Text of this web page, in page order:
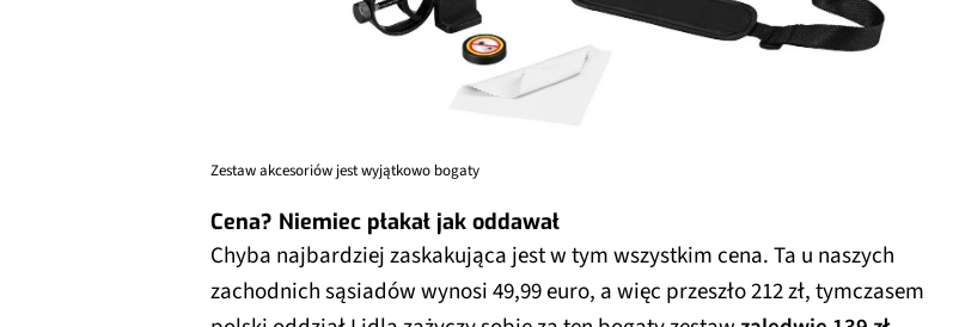
Zestaw akcesoriów jest wyjątkowo bogaty
Cena? Niemiec płakał jak oddawał
Chyba najbardziej zaskakująca jest w tym wszystkim cena. Ta u naszych
zachodnich sąsiadów wynosi 49,99 euro, a więc przeszło 212 zł, tymczasem